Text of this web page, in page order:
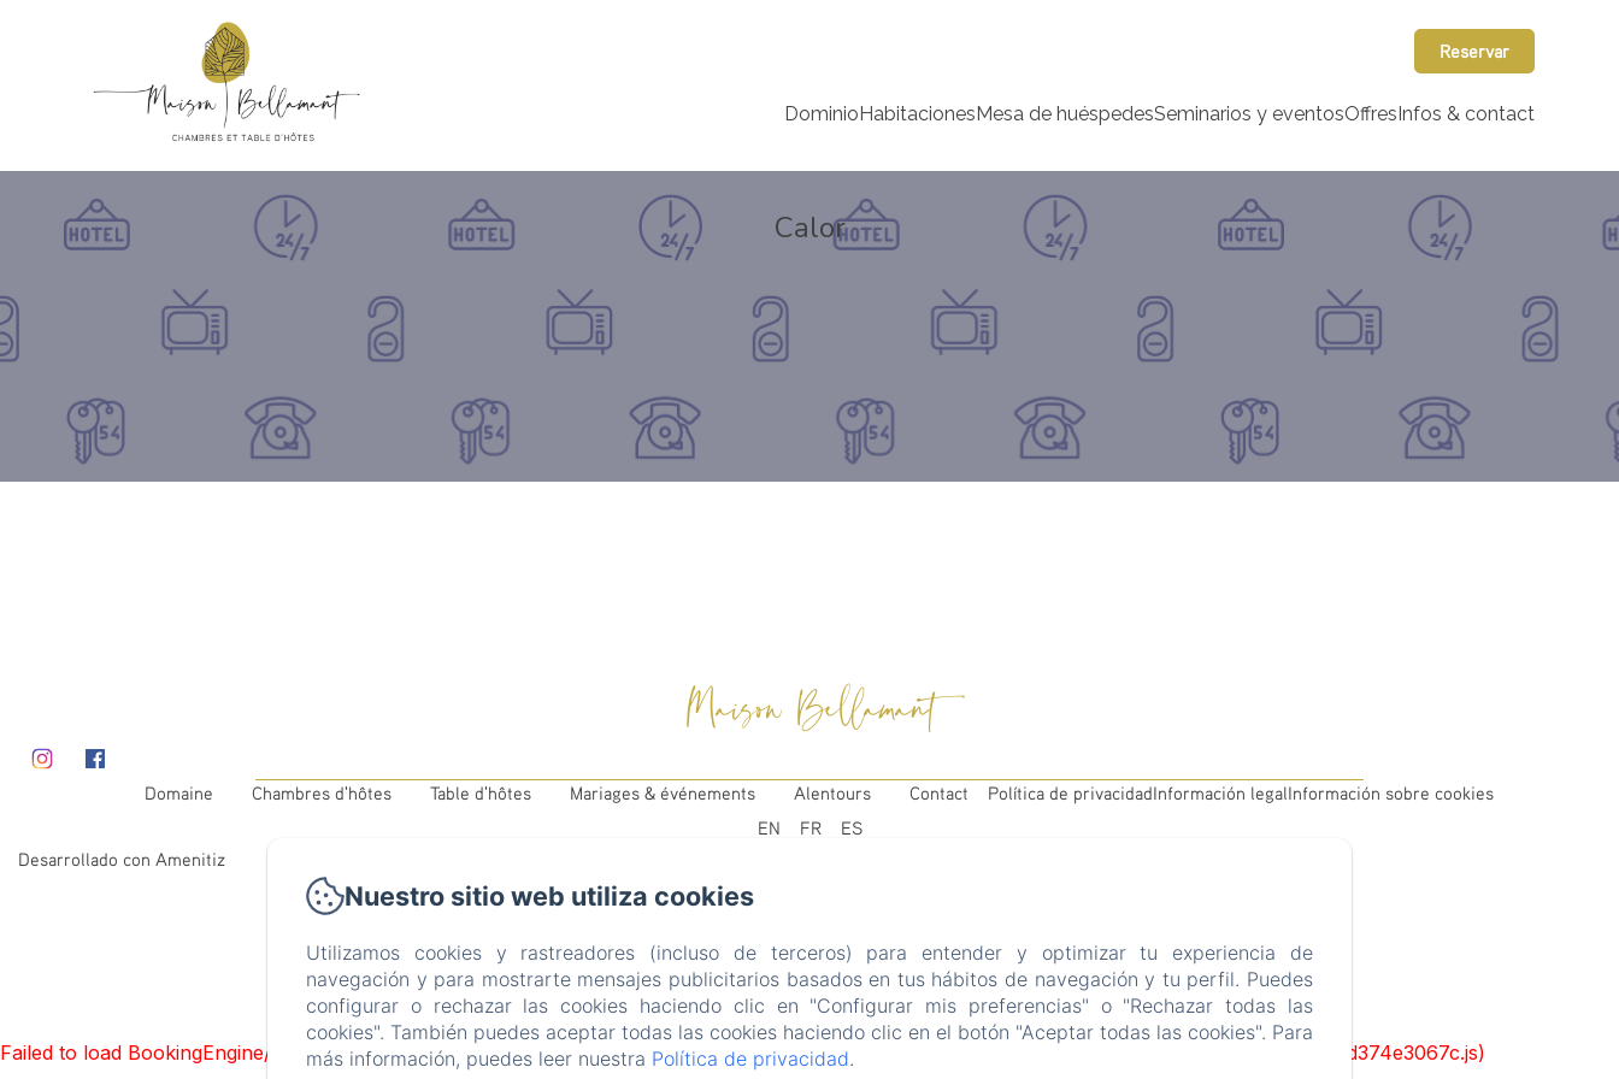
Reservar
DominioHabitacionesMesa de huéspedesSeminarios y eventosOffresInfos & contact
Calor
Maison Bellamant
Domaine Chambres d'hôtes Table d'hôtes Mariages & événements Alentours Contact Política de privacidadInformación legalInformación sobre cookies
EN
FR
ES
Desarrollado con Amenitiz
Failed to load BookingEngine/index: Loading chunk 93 failed. (missing: https://d1cmur5l0xva3h.cloudfront.net/packs/93-65acea04403f90f9-51549dd374e3067c.js)
Nuestro sitio web utiliza cookies
Utilizamos cookies y rastreadores (incluso de terceros) para entender y optimizar tu experiencia de
navegación y para mostrarte mensajes publicitarios basados en tus hábitos de navegación y tu perfil. Puedes
configurar o rechazar las cookies haciendo clic en "Configurar mis preferencias" o "Rechazar todas las
cookies". También puedes aceptar todas las cookies haciendo clic en el botón "Aceptar todas las cookies". Para
más información, puedes leer nuestra Política de privacidad.